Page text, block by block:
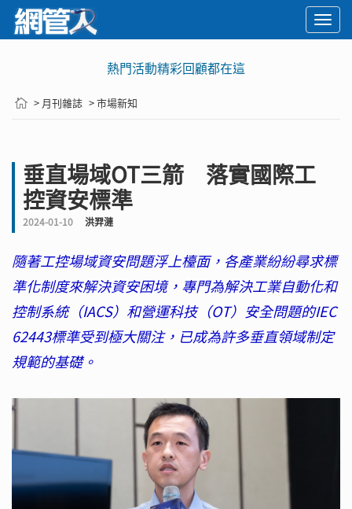
熱門活動精彩回顧都在這
> 月刊雜誌 > 市場新知
垂直場域OT三箭 落實國際工
控資安標準
2024-01-10 洪羿漣
隨著工控場域資安問題浮上檯面，各產業紛紛尋求標
準化制度來解決資安困境，專門為解決工業自動化和
控制系統（IACS）和營運科技（OT）安全問題的IEC
62443標準受到極大關注，已成為許多垂直領域制定
規範的基礎。